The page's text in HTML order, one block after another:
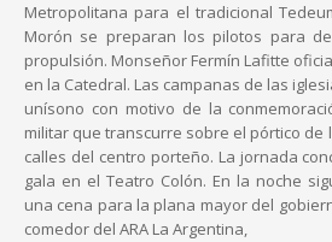
Metropolitana para el tradicional
Morón se preparan los pilotos para
propulsión. Monseñor Fermín Lafitte
en la Catedral. Las campanas de las
unísono con motivo de la
militar que transcurre sobre el pórtico de
calles del centro porteño. La jornada
gala en el Teatro Colón. En la noche
una cena para la plana mayor del
comedor del ARA La Argentina,